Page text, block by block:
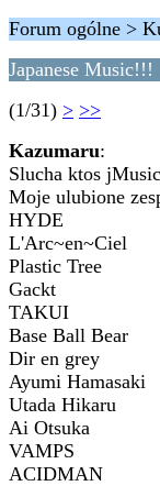
Forum ogólne >
Japanese Music!!!
(1/31) > >>
Kazumaru:
Slucha ktos
Moje ulubione
HYDE
L'Arc~en~Ciel
Plastic Tree
Gackt
TAKUI
Base Ball Bear
Dir en grey
Ayumi Hamasaki
Utada Hikaru
Ai Otsuka
VAMPS
ACIDMAN